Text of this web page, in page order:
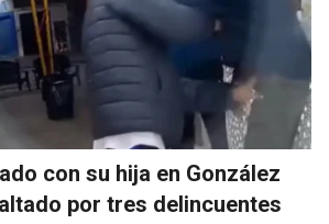
con su hija en González
por tres delincuentes